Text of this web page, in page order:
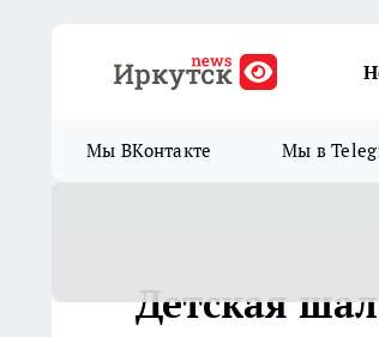
Мы ВКонтакте Мы в
Детская